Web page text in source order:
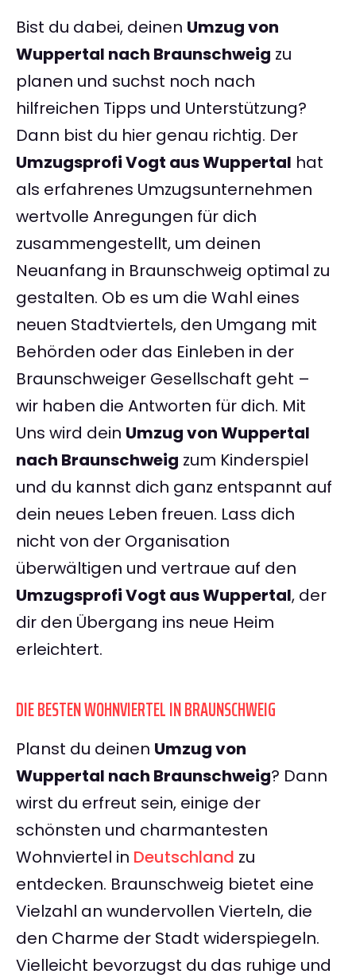
Bist du dabei, deinen Umzug von
Wuppertal nach Braunschweig zu
planen und suchst noch nach
hilfreichen Tipps und Unterstützung?
Dann bist du hier genau richtig. Der
Umzugsprofi Vogt aus Wuppertal hat
als erfahrenes Umzugsunternehmen
wertvolle Anregungen für dich
zusammengestellt, um deinen
Neuanfang in Braunschweig optimal zu
gestalten. Ob es um die Wahl eines
neuen Stadtviertels, den Umgang mit
Behörden oder das Einleben in der
Braunschweiger Gesellschaft geht –
wir haben die Antworten für dich. Mit
Uns wird dein Umzug von Wuppertal
nach Braunschweig zum Kinderspiel
und du kannst dich ganz entspannt auf
dein neues Leben freuen. Lass dich
nicht von der Organisation
überwältigen und vertraue auf den
Umzugsprofi Vogt aus Wuppertal, der
dir den Übergang ins neue Heim
erleichtert.
DIE BESTEN WOHNVIERTEL IN BRAUNSCHWEIG
Planst du deinen Umzug von
Wuppertal nach Braunschweig? Dann
wirst du erfreut sein, einige der
schönsten und charmantesten
Wohnviertel in Deutschland zu
entdecken. Braunschweig bietet eine
Vielzahl an wundervollen Vierteln, die
den Charme der Stadt widerspiegeln.
Vielleicht bevorzugst du das ruhige und